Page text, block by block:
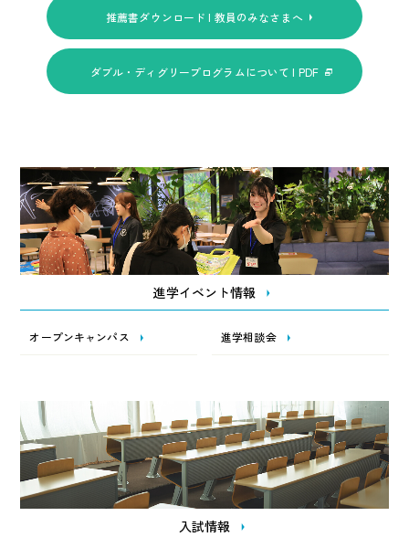
推薦書ダウンロード | 教員のみなさまへ
ダブル・ディグリープログラムについて | PDF
進学イベント情報
オープンキャンパス 進学相談会
入試情報